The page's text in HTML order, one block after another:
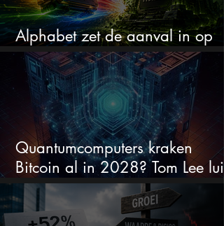
Alphabet zet de aanval in op
Nvidia met eigen AI-chips
Quantumcomputers kraken
Bitcoin al in 2028? Tom Lee
de alarmbel